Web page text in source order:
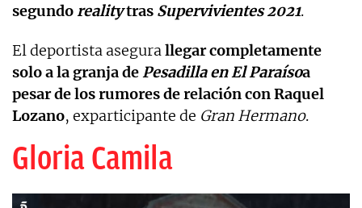
segundo realitytras Supervivientes 2021.
El deportista asegurallegar completamente
solo a la granja dePesadilla en El Paraísoa
pesar de los rumores de relación con Raquel
Lozano, exparticipante de Gran Hermano.
Gloria Camila